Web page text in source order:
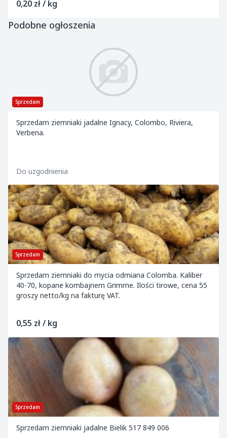
0,20 zł / kg
Podobne ogłoszenia
Sprzedam
Sprzedam ziemniaki jadalne Ignacy, Colombo, Riviera,
Verbena.
Do uzgodnienia
Sprzedam
Sprzedam ziemniaki do mycia odmiana Colomba. Kaliber
40-70, kopane kombajnem Grimme. Ilości tirowe, cena 55
groszy netto/kg na fakturę VAT.
0,55 zł / kg
Sprzedam
Sprzedam ziemniaki jadalne Bielik 517 849 006